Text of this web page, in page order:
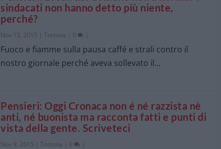
sindacati non hanno detto più niente,
perché?
Nov 13, 2015 Tortona 0
Fuoco e fiamme sulla pausa caffé e strali contro il
nostro giornale perché aveva sollevato il...
Pensieri: Oggi Cronaca non é né razzista nè
anti, né buonista ma racconta fatti e punti di
vista della gente. Scriveteci
Nov 9, 2015 Tortona 0